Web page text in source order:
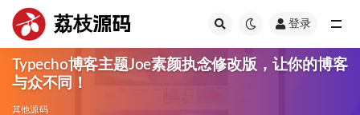
荔枝源码 登录
Typecho博客主题Joe素颜执念修改版，让你的博客
与众不同！
其他源码